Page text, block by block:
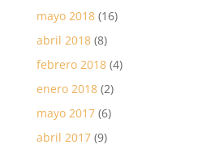
mayo 2018(16)
abril 2018(8)
febrero 2018(4)
enero 2018(2)
mayo 2017(6)
abril 2017(9)